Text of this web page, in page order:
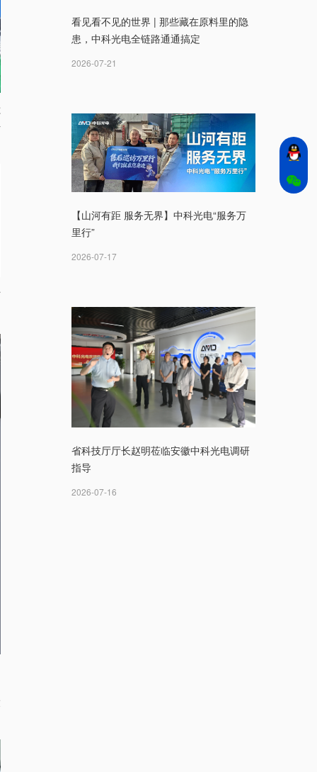
看见看不见的世界 | 那些藏在原料里的隐
患，中科光电全链路通通搞定
2026-07-21
【山河有距 服务无界】中科光电“服务万
里行”
2026-07-17
省科技厅厅长赵明莅临安徽中科光电调研
指导
2026-07-16